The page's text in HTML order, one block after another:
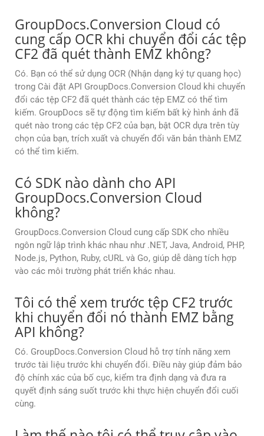
GroupDocs.Conversion Cloud có
cung cấp OCR khi chuyển đổi các tệp
CF2 đã quét thành EMZ không?
Có. Bạn có thể sử dụng OCR (Nhận dạng ký tự quang học)
trong Cài đặt API GroupDocs.Conversion Cloud khi chuyển
đổi các tệp CF2 đã quét thành các tệp EMZ có thể tìm
kiếm. GroupDocs sẽ tự động tìm kiếm bất kỳ hình ảnh đã
quét nào trong các tệp CF2 của bạn, bật OCR dựa trên tùy
chọn của bạn, trích xuất và chuyển đổi văn bản thành EMZ
có thể tìm kiếm.
Có SDK nào dành cho API
GroupDocs.Conversion Cloud
không?
GroupDocs.Conversion Cloud cung cấp SDK cho nhiều
ngôn ngữ lập trình khác nhau như .NET, Java, Android, PHP,
Node.js, Python, Ruby, cURL và Go, giúp dễ dàng tích hợp
vào các môi trường phát triển khác nhau.
Tôi có thể xem trước tệp CF2 trước
khi chuyển đổi nó thành EMZ bằng
API không?
Có. GroupDocs.Conversion Cloud hỗ trợ tính năng xem
trước tài liệu trước khi chuyển đổi. Điều này giúp đảm bảo
độ chính xác của bố cục, kiểm tra định dạng và đưa ra
quyết định sáng suốt trước khi thực hiện chuyển đổi cuối
cùng.